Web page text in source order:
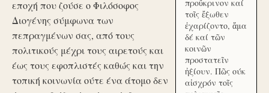
εποχή που ζούσε ο Φιλόσοφος
Διογένης σύμφωνα των
πεπραγμένων σας, από τους
πολιτικούς μέχρι τους αιρετούς και
έως τους εφοπλιστές καθώς και την
τοπική κοινωνία ούτε ένα άτομο δεν
προὔκρινον καί
τοῖς ἔξωθεν
ἐχαρίζοντο, ἅμα
δέ καί τῶν
κοινῶν
προστατεῖν
ἠξίουν. Πῶς ούκ
αἰσχρόν τοῖς